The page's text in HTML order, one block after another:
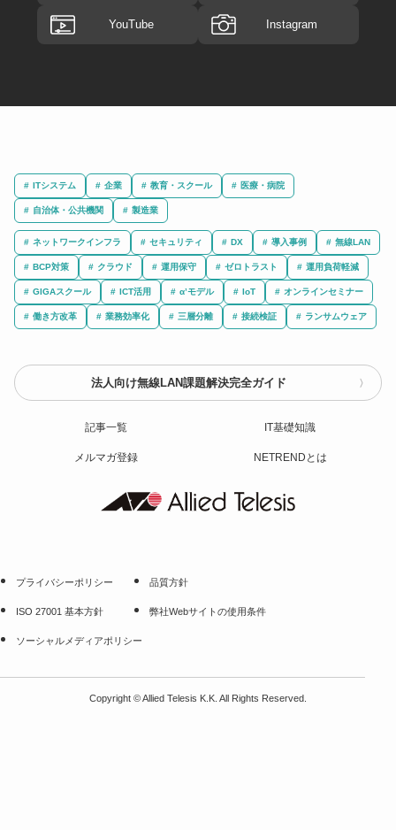
YouTube Instagram
ITシステム 企業 教育・スクール 医療・病院
自治体・公共機関 製造業
ネットワークインフラ セキュリティ DX 導入事例 無線LAN
BCP対策 クラウド 運用保守 ゼロトラスト 運用負荷軽減
GIGAスクール ICT活用 α’モデル IoT オンラインセミナー
働き方改革 業務効率化 三層分離 接続検証 ランサムウェア
法人向け無線LAN課題解決完全ガイド
記事一覧 IT基礎知識
メルマガ登録 NETRENDとは
プライバシーポリシー 品質方針
ISO 27001 基本方針 弊社Webサイトの使用条件
ソーシャルメディアポリシー
Copyright ©Allied Telesis K.K. All Rights Reserved.